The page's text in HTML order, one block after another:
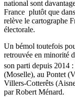
national sont
France plutôt que
relève le cartographe
électorale.
Un bémol toutefois
retrouvée en minorité
son parti depuis 2014
(Moselle), au Pontet
Villers-Cotterêts
par Robert Ménard.